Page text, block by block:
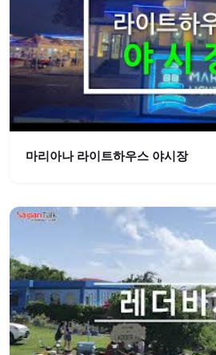
마리아나 라이트하우스 야시장